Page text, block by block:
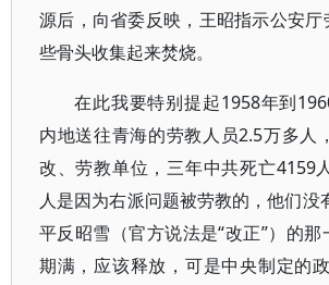
源后，向省委反映，王昭指示公安
些骨头收集起来焚烧。
在此我要特别提起1958年到
内地送往青海的劳教人员2.5万多人
改、劳教单位，三年中共死亡4159
人是因为右派问题被劳教的，他们没
平反昭雪（官方说法是“改正”）的
期满，应该释放，可是中央制定的